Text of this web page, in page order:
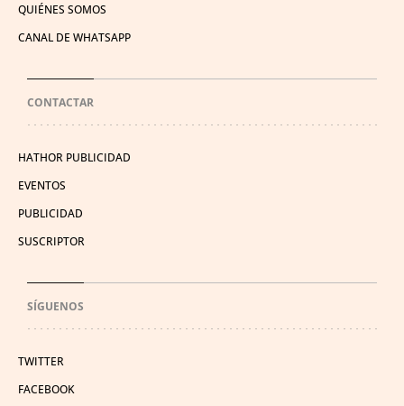
QUIÉNES SOMOS
CANAL DE WHATSAPP
CONTACTAR
HATHOR PUBLICIDAD
EVENTOS
PUBLICIDAD
SUSCRIPTOR
SÍGUENOS
TWITTER
FACEBOOK